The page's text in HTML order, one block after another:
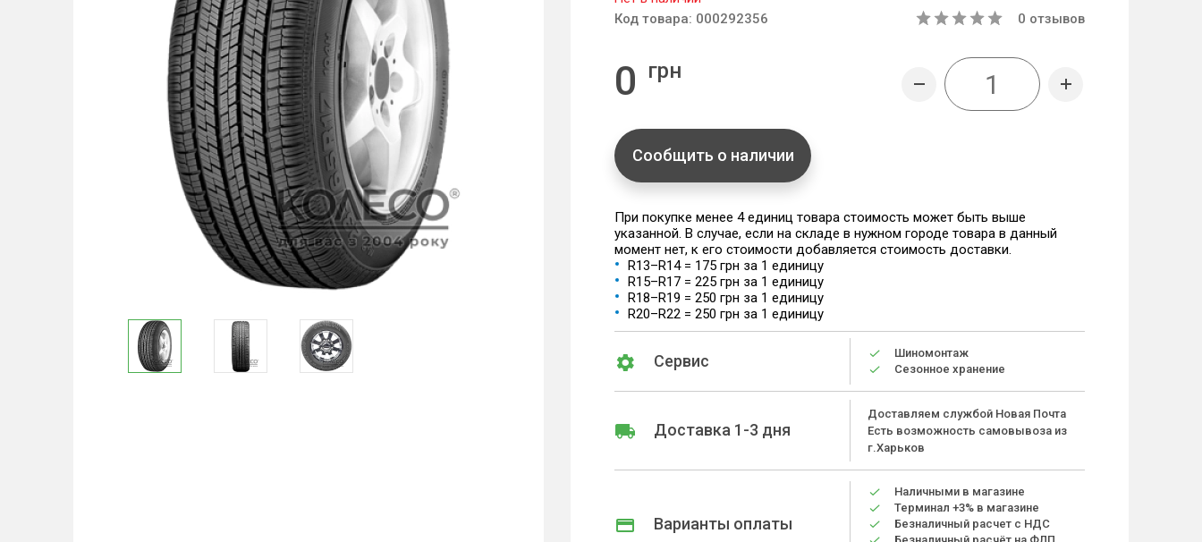
Код товара: 000292356 0 отзывов
0 грн
Сообщить о наличии
При покупке менее 4 единиц товара стоимость может быть выше
указанной. В случае, если на складе в нужном городе товара в данный
момент нет, к его стоимости добавляется стоимость доставки.
R13–R14 = 175 грн за 1 единицу
R15–R17 = 225 грн за 1 единицу
R18–R19 = 250 грн за 1 единицу
R20–R22 = 250 грн за 1 единицу
Сервис
Шиномонтаж
Сезонное хранение
Доставка 1-3 дня
Доставляем службой Новая Почта
Есть возможность самовывоза из
г.Харьков
Варианты оплаты
Наличными в магазине
Терминал +3% в магазине
Безналичный расчет с НДС